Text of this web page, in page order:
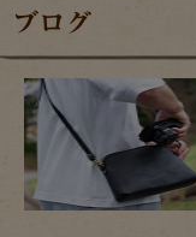
ブログ